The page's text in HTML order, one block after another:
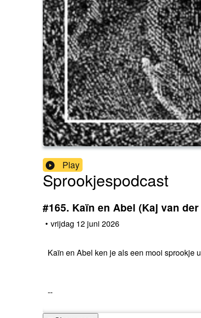
Play
Sprookjespodcast
#165. Kaïn en Abel (Kaj van
• vrijdag 12 juni 2026
Kaïn en Abel ken je als een mooi sprookje
--